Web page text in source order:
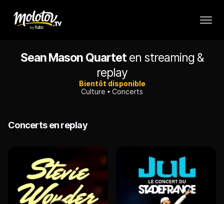
Sean Mason Quarteten streaming &
replay
Bientôt disponible
Culture
Concerts
Concerts en replay